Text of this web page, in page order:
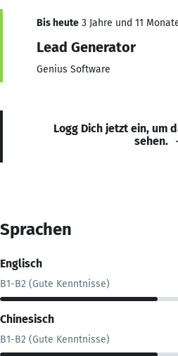
Bis heute 3 Jahre und 11
Lead Generator
Genius Software
Logg Dich jetzt ein, um
sehen.
Sprachen
Englisch
B1-B2 (Gute Kenntnisse)
Chinesisch
B1-B2 (Gute Kenntnisse)